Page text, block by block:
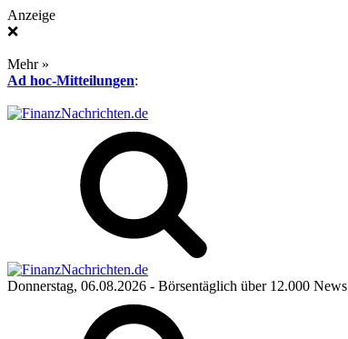
Anzeige
❌
Mehr »
Ad hoc-Mitteilungen:
Donnerstag, 06.08.2026 - Börsentäglich über 12.000 News